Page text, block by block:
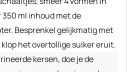
ml inhoud met de
Besprenkel gelijkmatig met
het overtollige suiker eruit.
kersen, doe je de